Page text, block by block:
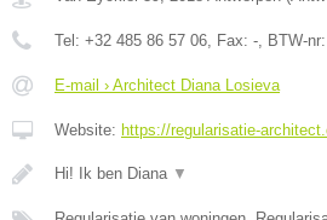
Tel: +32 485 86 57 06 , Fax: - , BTW-nr:
E-mail › Architect Diana Losieva
Website: https://regularisatie-
Hi! Ik ben Diana ▼